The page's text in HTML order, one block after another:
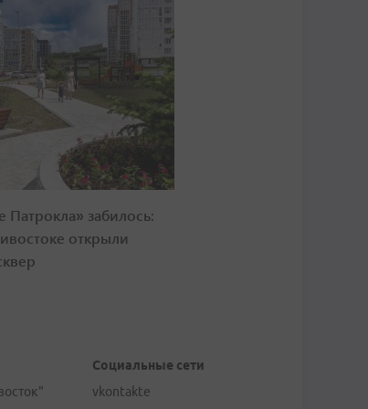
Патрокла» забилось:
открыли
Социальные сети
vkontakte